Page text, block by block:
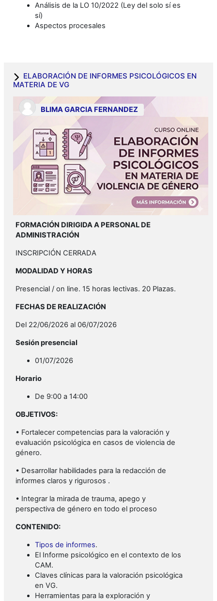
Análisis de la LO 10/2022 (Ley del solo sí es
sí)
Aspectos procesales
ELABORACIÓN DE INFORMES PSICOLÓGICOS EN
MATERIA DE VG
BLIMA GARCIA FERNANDEZ
FORMACIÓN DIRIGIDA A PERSONAL DE
ADMINISTRACIÓN
INSCRIPCIÓN CERRADA
MODALIDAD Y HORAS
Presencial / on line. 15 horas lectivas. 20 Plazas.
FECHAS DE REALIZACIÓN
Del 22/06/2026 al 06/07/2026
Sesión presencial
01/07/2026
Horario
De 9:00 a 14:00
OBJETIVOS:
• Fortalecer competencias para la valoración y
evaluación psicológica en casos de violencia de
género.
• Desarrollar habilidades para la redacción de
informes claros y rigurosos .
• Integrar la mirada de trauma, apego y
perspectiva de género en todo el proceso
CONTENIDO:
Tipos de informes.
El Informe psicológico en el contexto de los
CAM.
Claves clínicas para la valoración psicológica
en VG.
Herramientas para la exploración y